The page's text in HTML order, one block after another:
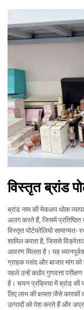
विस्तृत ब्रांड
ब्रांड नाम की मेकअप थोक
अलग करते हैं, जिसमें प्रतिष्ठित
विस्तृत पोर्टफोलियो
शामिल करता है, जिससे
आवरण मिलता है। यह
ग्राहक पसंद और बाजार मांग
पहले उन्हें कठोर गुणवत्ता
है। चयन प्रक्रिया में ब्रांड की
लिए लाभ की क्षमता जैसे
उत्पादों को पेश करते हैं और